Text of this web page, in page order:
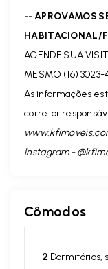
-- APROVAMOS
HABITACIONAL/
AGENDE SUA
MESMO (16) 3023-
As informações
corretor
Instagram -
Cômodos
2 Dormitórios,